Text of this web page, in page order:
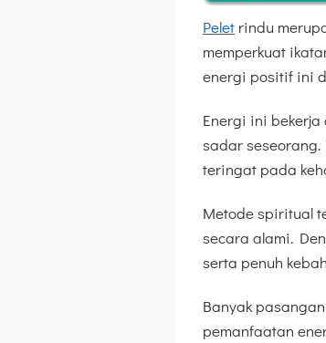
Pelet rindu
memperkuat
energi positif ini
Energi ini
sadar
teringat pada
Metode spiritual
secara alami.
serta penuh
Banyak
pemanfaatan